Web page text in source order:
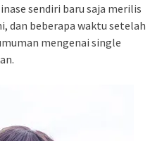
sendiri baru saja merilis
dan beberapa waktu setelah
mengenai single